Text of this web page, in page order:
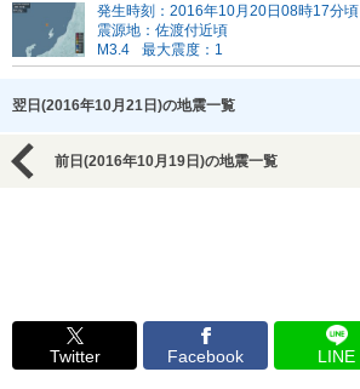
発生時刻：2016年10月20日08時17分頃
震源地：佐渡付近頃
M3.4
最大震度：1
翌日(2016年10月21日)の地震一覧
前日(2016年10月19日)の地震一覧
Twitter Facebook LINE